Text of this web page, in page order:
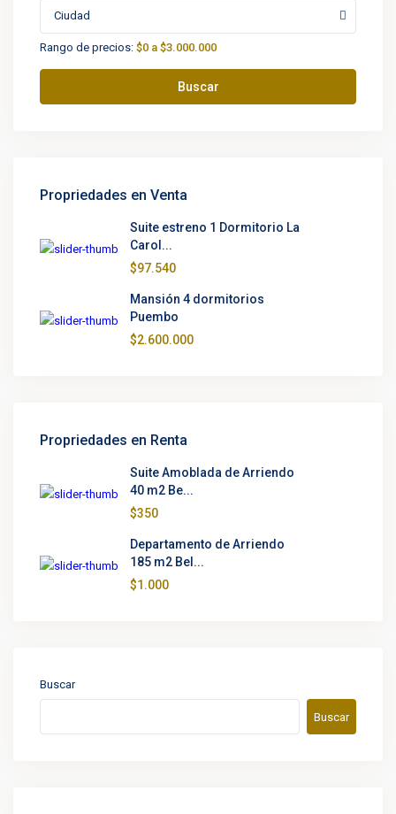
Ciudad
Rango de precios: $0 a $3.000.000
Buscar
Propriedades en Venta
Suite estreno 1 Dormitorio La
Carol...
$97.540
Mansión 4 dormitorios
Puembo
$2.600.000
Propriedades en Renta
Suite Amoblada de Arriendo
40 m2 Be...
$350
Departamento de Arriendo
185 m2 Bel...
$1.000
Buscar
Buscar